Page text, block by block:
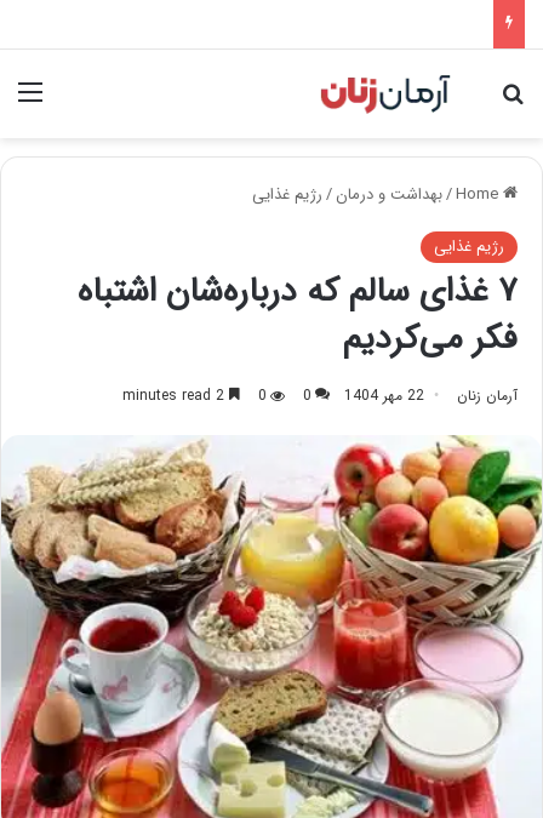
Search for
/بهداشت و درمان/رژیم غذایی
رژیم غذایی
۷ غذای سالم که ‌درباره‌شان اشتباه
فکر می‌کردیم
آرمان زنان 22 مهر 1404 0
0